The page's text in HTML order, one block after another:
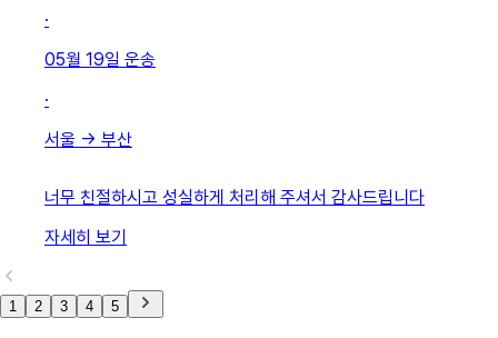
·
05월 19일 운송
·
서울 → 부산
너무 친절하시고 성실하게 처리해 주셔서 감사드립니다
자세히 보기
1 2 3 4 5